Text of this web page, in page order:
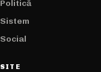
Politică
Sistem
Social
SITE